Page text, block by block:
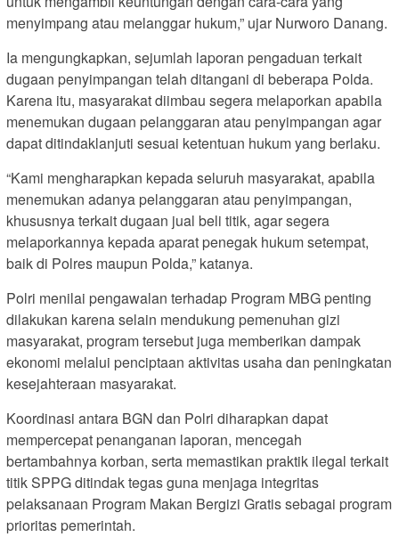
menyimpang atau melanggar hukum,” ujar Nurworo Danang.
Ia mengungkapkan, sejumlah laporan pengaduan terkait
dugaan penyimpangan telah ditangani di beberapa Polda.
Karena itu, masyarakat diimbau segera melaporkan apabila
menemukan dugaan pelanggaran atau penyimpangan agar
dapat ditindaklanjuti sesuai ketentuan hukum yang berlaku.
“Kami mengharapkan kepada seluruh masyarakat, apabila
menemukan adanya pelanggaran atau penyimpangan,
khususnya terkait dugaan jual beli titik, agar segera
melaporkannya kepada aparat penegak hukum setempat,
baik di Polres maupun Polda,” katanya.
Polri menilai pengawalan terhadap Program MBG penting
dilakukan karena selain mendukung pemenuhan gizi
masyarakat, program tersebut juga memberikan dampak
ekonomi melalui penciptaan aktivitas usaha dan peningkatan
kesejahteraan masyarakat.
Koordinasi antara BGN dan Polri diharapkan dapat
mempercepat penanganan laporan, mencegah
bertambahnya korban, serta memastikan praktik ilegal terkait
titik SPPG ditindak tegas guna menjaga integritas
pelaksanaan Program Makan Bergizi Gratis sebagai program
prioritas pemerintah.